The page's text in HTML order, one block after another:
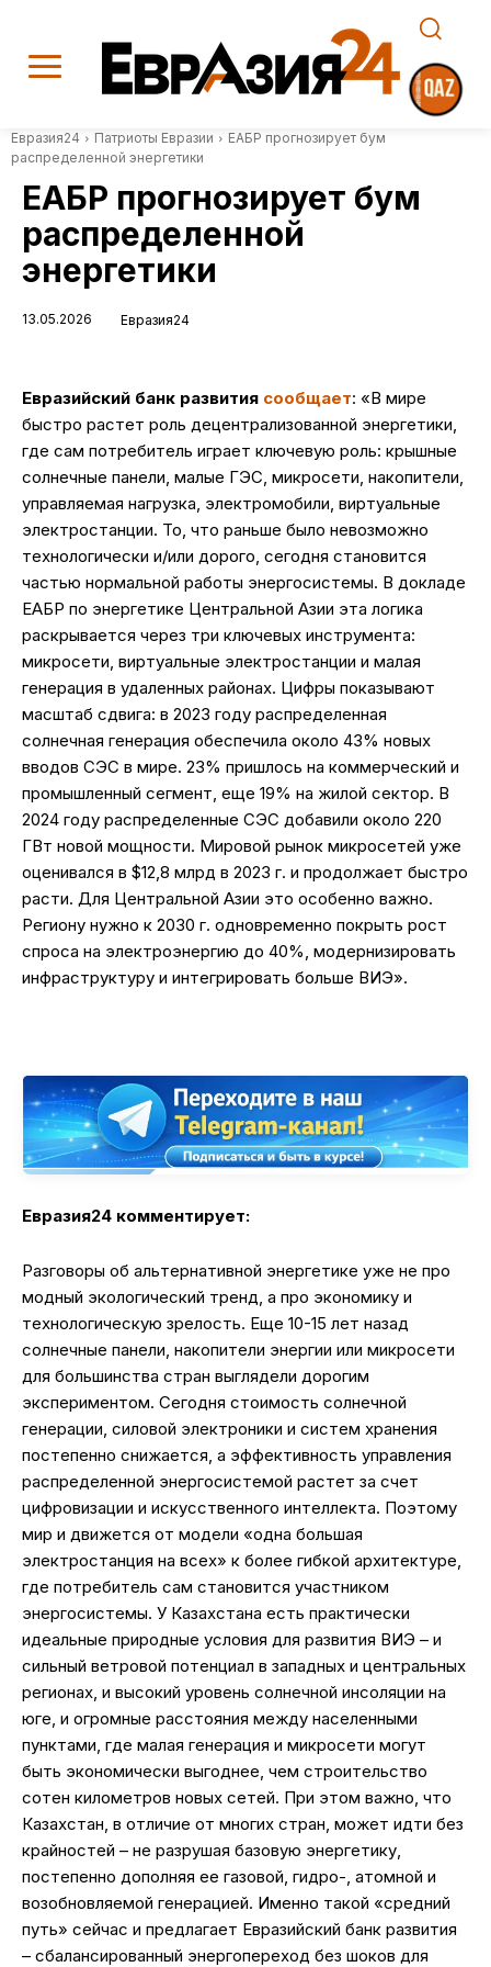
Евразия24 Патриоты Евразии
ЕАБР прогнозирует бум
распределенной энергетики
ЕАБР прогнозирует бум
распределенной
энергетики
13.05.2026 Евразия24
Евразийский банк развития сообщает: «В мире
быстро растет роль децентрализованной энергетики,
где сам потребитель играет ключевую роль: крышные
солнечные панели, малые ГЭС, микросети, накопители,
управляемая нагрузка, электромобили, виртуальные
электростанции. То, что раньше было невозможно
технологически и/или дорого, сегодня становится
частью нормальной работы энергосистемы. В докладе
ЕАБР по энергетике Центральной Азии эта логика
раскрывается через три ключевых инструмента:
микросети, виртуальные электростанции и малая
генерация в удаленных районах. Цифры показывают
масштаб сдвига: в 2023 году распределенная
солнечная генерация обеспечила около 43% новых
вводов СЭС в мире. 23% пришлось на коммерческий и
промышленный сегмент, еще 19% на жилой сектор. В
2024 году распределенные СЭС добавили около 220
ГВт новой мощности. Мировой рынок микросетей уже
оценивался в $12,8 млрд в 2023 г. и продолжает быстро
расти. Для Центральной Азии это особенно важно.
Региону нужно к 2030 г. одновременно покрыть рост
спроса на электроэнергию до 40%, модернизировать
инфраструктуру и интегрировать больше ВИЭ».
Евразия24 комментирует:
Разговоры об альтернативной энергетике уже не про
модный экологический тренд, а про экономику и
технологическую зрелость. Еще 10-15 лет назад
солнечные панели, накопители энергии или микросети
для большинства стран выглядели дорогим
экспериментом. Сегодня стоимость солнечной
генерации, силовой электроники и систем хранения
постепенно снижается, а эффективность управления
распределенной энергосистемой растет за счет
цифровизации и искусственного интеллекта. Поэтому
мир и движется от модели «одна большая
электростанция на всех» к более гибкой архитектуре,
где потребитель сам становится участником
энергосистемы. У Казахстана есть практически
идеальные природные условия для развития ВИЭ – и
сильный ветровой потенциал в западных и центральных
регионах, и высокий уровень солнечной инсоляции на
юге, и огромные расстояния между населенными
пунктами, где малая генерация и микросети могут
быть экономически выгоднее, чем строительство
сотен километров новых сетей. При этом важно, что
Казахстан, в отличие от многих стран, может идти без
крайностей – не разрушая базовую энергетику,
постепенно дополняя ее газовой, гидро-, атомной и
возобновляемой генерацией. Именно такой «средний
путь» сейчас и предлагает Евразийский банк развития
– сбалансированный энергопереход без шоков для